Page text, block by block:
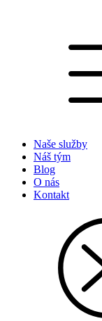
Naše služby
Náš tým
Blog
O nás
Kontakt